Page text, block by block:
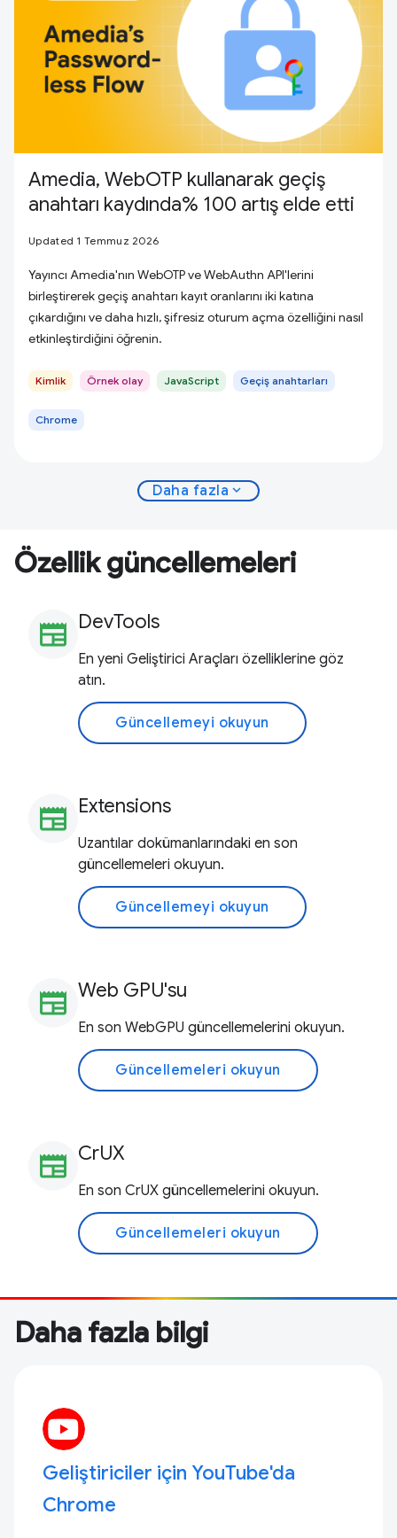
Amedia, WebOTP kullanarak geçiş
anahtarı kaydında% 100 artış elde etti
Updated 1 Temmuz 2026
Yayıncı Amedia'nın WebOTP ve WebAuthn API'lerini
birleştirerek geçiş anahtarı kayıt oranlarını iki katına
çıkardığını ve daha hızlı, şifresiz oturum açma özelliğini nasıl
etkinleştirdiğini öğrenin.
Kimlik Örnek olay JavaScript Geçiş anahtarları
Chrome
Daha fazla expand_more
Özellik güncellemeleri
newspaper DevTools
En yeni Geliştirici Araçları özelliklerine göz
atın.
Güncellemeyi okuyun
newspaper Extensions
Uzantılar dokümanlarındaki en son
güncellemeleri okuyun.
Güncellemeyi okuyun
newspaper Web GPU'su
En son WebGPU güncellemelerini okuyun.
Güncellemeleri okuyun
newspaper CrUX
En son CrUX güncellemelerini okuyun.
Güncellemeleri okuyun
Daha fazla bilgi
Geliştiriciler için YouTube'da
Chrome